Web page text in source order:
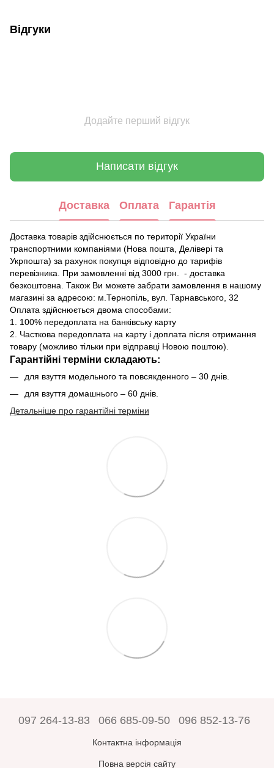
Відгуки
Додайте перший відгук
Написати відгук
Доставка Оплата Гарантія
Доставка товарів здійснюється по території України
транспортними компаніями (Нова пошта, Делівері та
Укрпошта) за рахунок покупця відповідно до тарифів
перевізника. При замовленні від 3000 грн. - доставка
безкоштовна. Також Ви можете забрати замовлення в нашому
магазині за адресою: м.Тернопіль, вул. Тарнавського, 32
Оплата здійснюється двома способами:
1. 100% передоплата на банківську карту
2. Часткова передоплата на карту і доплата після отримання
товару (можливо тільки при відправці Новою поштою).
Гарантійні терміни складають:
для взуття модельного та повсякденного – 30 днів.
для взуття домашнього – 60 днів.
Детальніше про гарантійні терміни
097 264-13-83 066 685-09-50 096 852-13-76
Контактна інформація
Повна версія сайту